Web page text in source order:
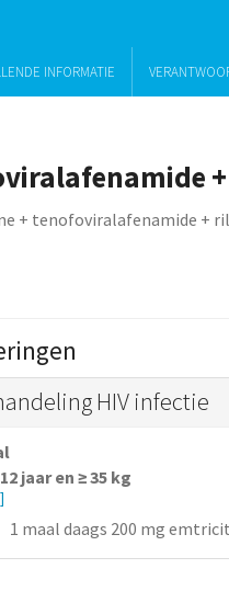
INFORMATIE
+ tenofoviralafenamide +
HIV infectie
jaar en ≥ 35 kg
1 maal daags 200 mg